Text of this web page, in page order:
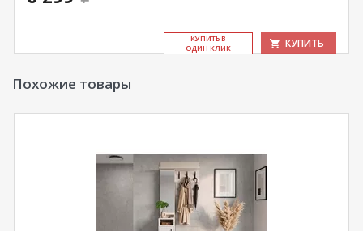
КУ­ПИТЬ В
ОДИН КЛИК
КУПИТЬ
Похожие товары